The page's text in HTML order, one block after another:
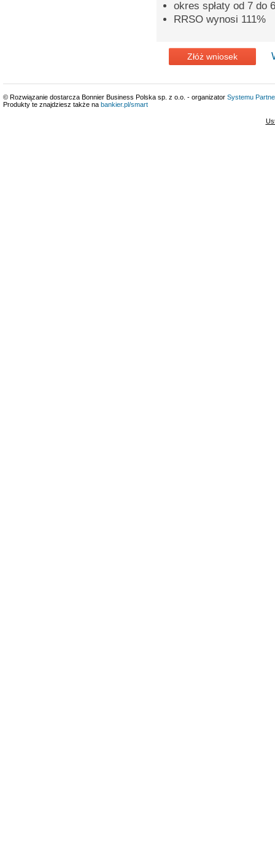
okres spłaty od 7 do
RRSO wynosi 111%
Złóż wniosek
© Rozwiązanie dostarcza Bonnier Business Polska sp. z o.o. - organizator Systemu
Produkty te znajdziesz także na bankier.pl/smart